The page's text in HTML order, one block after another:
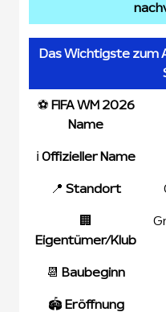
Das Wichtigste zum
⚽ FIFA WM 2026
Name
ℹ️ Offizieller Name
📍 Standort
🏢
Eigentümer/Klub
📆 Baubeginn
🏟️ Eröffnung